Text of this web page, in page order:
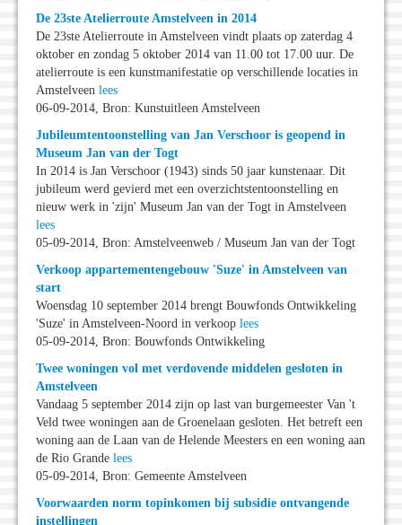
De 23ste Atelierroute Amstelveen in 2014
De 23ste Atelierroute in Amstelveen vindt plaats op zaterdag 4
oktober en zondag 5 oktober 2014 van 11.00 tot 17.00 uur. De
atelierroute is een kunstmanifestatie op verschillende locaties in
Amstelveen lees
06-09-2014, Bron: Kunstuitleen Amstelveen
Jubileumtentoonstelling van Jan Verschoor is geopend in
Museum Jan van der Togt
In 2014 is Jan Verschoor (1943) sinds 50 jaar kunstenaar. Dit
jubileum werd gevierd met een overzichtstentoonstelling en
nieuw werk in 'zijn' Museum Jan van der Togt in Amstelveen
lees
05-09-2014, Bron: Amstelveenweb / Museum Jan van der Togt
Verkoop appartementengebouw 'Suze' in Amstelveen van
start
Woensdag 10 september 2014 brengt Bouwfonds Ontwikkeling
'Suze' in Amstelveen-Noord in verkoop lees
05-09-2014, Bron: Bouwfonds Ontwikkeling
Twee woningen vol met verdovende middelen gesloten in
Amstelveen
Vandaag 5 september 2014 zijn op last van burgemeester Van 't
Veld twee woningen aan de Groenelaan gesloten. Het betreft een
woning aan de Laan van de Helende Meesters en een woning aan
de Rio Grande lees
05-09-2014, Bron: Gemeente Amstelveen
Voorwaarden norm topinkomen bij subsidie ontvangende
instellingen